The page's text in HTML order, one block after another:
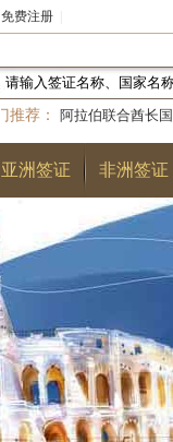
免费注册
推荐：
阿拉伯联合酋长国
|布基纳法索|巴勒斯坦
国|安道尔公国|
亚洲签证 非洲签证